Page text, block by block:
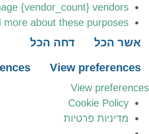
{vendor_count} vendors
more about these purposes
אשר הכל
דחה הכל
View preferences
View
Cookie Policy
מדיניות פרטיות